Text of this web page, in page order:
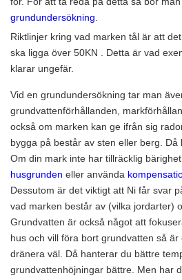
grundundersökning
Riktlinjer kring vad marken tål är att
ska ligga över 50KN . Detta är vad
klarar ungefär.
Vid en grundundersökning tar man
grundvattenförhållanden,
också om marken kan ge ifrån sig
bygga på består av sten eller berg. Då
Om din mark inte har tillräcklig
husgrunden eller använda
Dessutom är det viktigt att Ni får svar
vad marken består av (vilka jordarter)
Grundvatten är också något att
hus och vill föra bort grundvatten så
dränera väl. Då hanterar du bättre
grundvattenhöjningar bättre. Men har